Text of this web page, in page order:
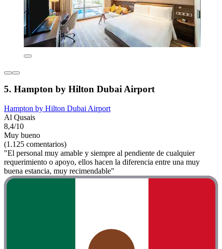
5. Hampton by Hilton Dubai Airport
Hampton by Hilton Dubai Airport
Al Qusais
8,4/10
Muy bueno
(1.125 comentarios)
"El personal muy amable y siempre al pendiente de cualquier
requerimiento o apoyo, ellos hacen la diferencia entre una muy
buena estancia, muy recimendable"